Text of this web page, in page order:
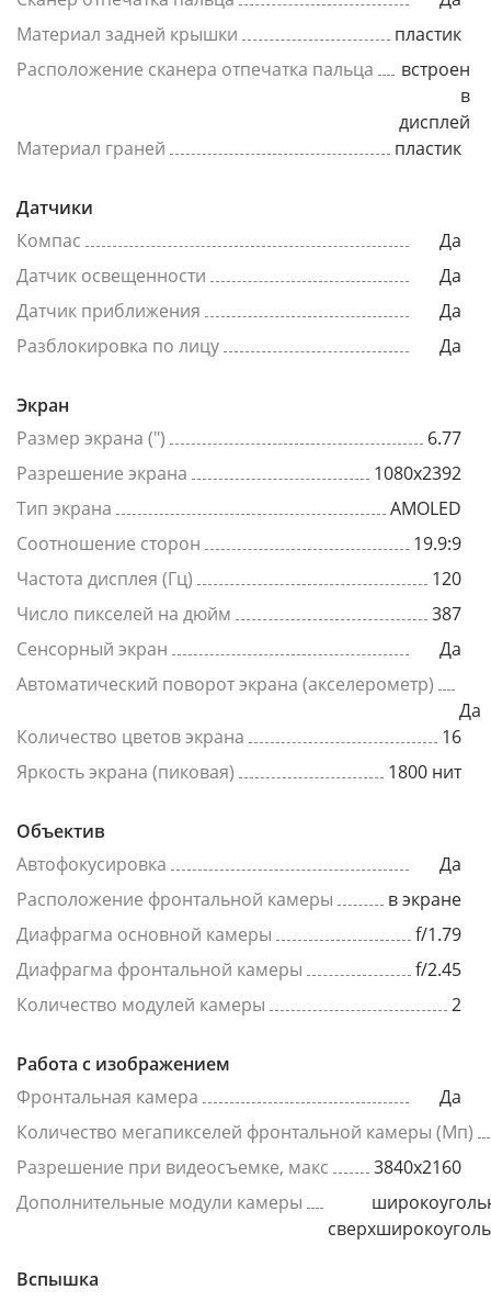
Материал задней крышки
пластик
Расположение сканера отпечатка пальца
встроен
в
дисплей
Материал граней
пластик
Датчики
Компас
Да
Датчик освещенности
Да
Датчик приближения
Да
Разблокировка по лицу
Да
Экран
Размер экрана (")
6.77
Разрешение экрана
1080x2392
Тип экрана
AMOLED
Соотношение сторон
19.9:9
Частота дисплея (Гц)
120
Число пикселей на дюйм
387
Сенсорный экран
Да
Автоматический поворот экрана (акселерометр)
Да
Количество цветов экрана
16
Яркость экрана (пиковая)
1800 нит
Объектив
Автофокусировка
Да
Расположение фронтальной камеры
в экране
Диафрагма основной камеры
f/1.79
Диафрагма фронтальной камеры
f/2.45
Количество модулей камеры
2
Работа с изображением
Фронтальная камера
Да
Количество мегапикселей фронтальной камеры (Мп)
Разрешение при видеосъемке, макс
3840x2160
Дополнительные модули камеры
Вспышка